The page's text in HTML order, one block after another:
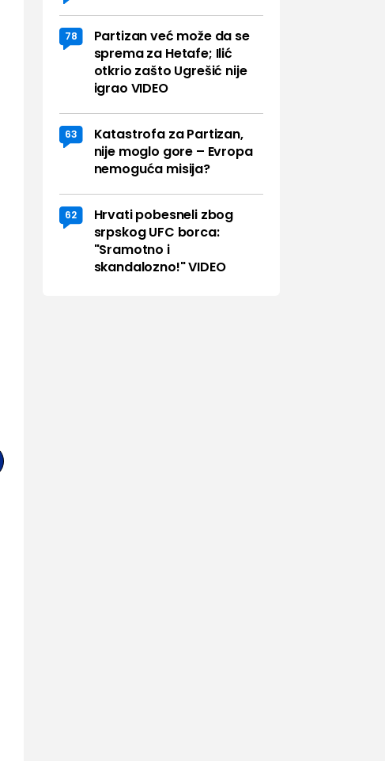
78
Partizan već može da se
sprema za Hetafe; Ilić
otkrio zašto Ugrešić nije
igrao VIDEO
63
Katastrofa za Partizan,
nije moglo gore – Evropa
nemoguća misija?
62
Hrvati pobesneli zbog
srpskog UFC borca:
"Sramotno i
skandalozno!" VIDEO